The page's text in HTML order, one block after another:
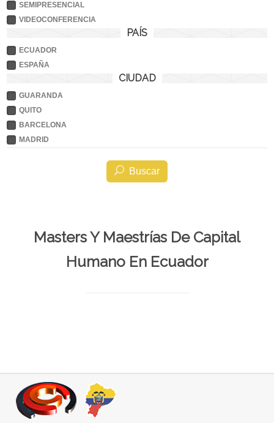
SEMIPRESENCIAL
VIDEOCONFERENCIA
PAÍS
ECUADOR
ESPAÑA
CIUDAD
GUARANDA
QUITO
BARCELONA
MADRID
Buscar
Masters Y Maestrías De Capital
Humano En Ecuador